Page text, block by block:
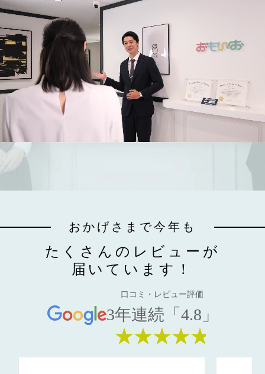
おかげさまで今年も
たくさんのレビューが
届いています！
口コミ・レビュー評価
3年連続「4.8」
★★★★★